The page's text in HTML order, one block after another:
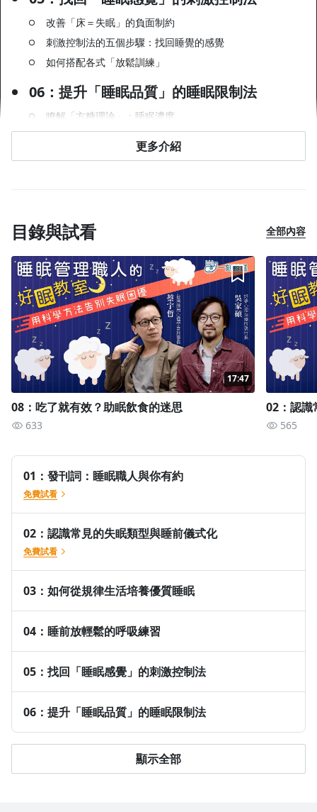
改善「床＝失眠」的負面制約
刺激控制法的五個步驟：找回睡覺的感覺
如何搭配各式「放鬆訓練」
06：提升「睡眠品質」的睡眠限制法
瞭解「方糖理論」：睡眠濃度
睡眠限制法的執行步驟：計算與提升睡眠效率
「午睡33法則」原理：午睡的注意事項
放鬆前的三個前置準備
實際放鬆引導：手、臉、身體、腳
【知識補充篇：常見睡眠疑惑】
08：吃了就有效？助眠飲食的迷思
睡不著喝牛奶就對了？
酒精對睡眠的影響
助眠食物反思：份量多少才夠？
09：大腦在偷懶？睡眠期間的大腦工作
大腦與腦內廢棄物的戰爭
睡眠與身體健康的關聯
10：睡覺就會瘦？睡眠與肥胖的關係
睡眠減肥的研究起源
壓力與睡眠研究
11：多夢睡不好？夢的解析與迷思
做夢的時機點
夢境的兩種功能
12：作息難調整？生理時鐘的深度解析
生理時鐘存在的理由
更多介紹
目錄與試看 全部內容
17:47
08：吃了就有效？助眠飲食的迷思
633
02：認識
565
01：發刊詞：睡眠職人與你有約
免費試看
02：認識常見的失眠類型與睡前儀式化
免費試看
03：如何從規律生活培養優質睡眠
04：睡前放輕鬆的呼吸練習
05：找回「睡眠感覺」的刺激控制法
06：提升「睡眠品質」的睡眠限制法
顯示全部